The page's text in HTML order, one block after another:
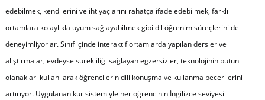
edebilmek, kendilerini ve ihtiyaçlarını rahatça ifade edebilmek, farklı
ortamlara kolaylıkla uyum sağlayabilmek gibi dil öğrenim süreçlerini de
deneyimliyorlar. Sınıf içinde interaktif ortamlarda yapılan dersler ve
alıştırmalar, evdeyse sürekliliği sağlayan egzersizler, teknolojinin bütün
olanakları kullanılarak öğrencilerin dili konuşma ve kullanma becerilerini
artırıyor. Uygulanan kur sistemiyle her öğrencinin İngilizce seviyesi